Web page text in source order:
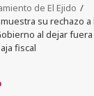
de El Ejido
su rechazo
al dejar fuera
fiscal